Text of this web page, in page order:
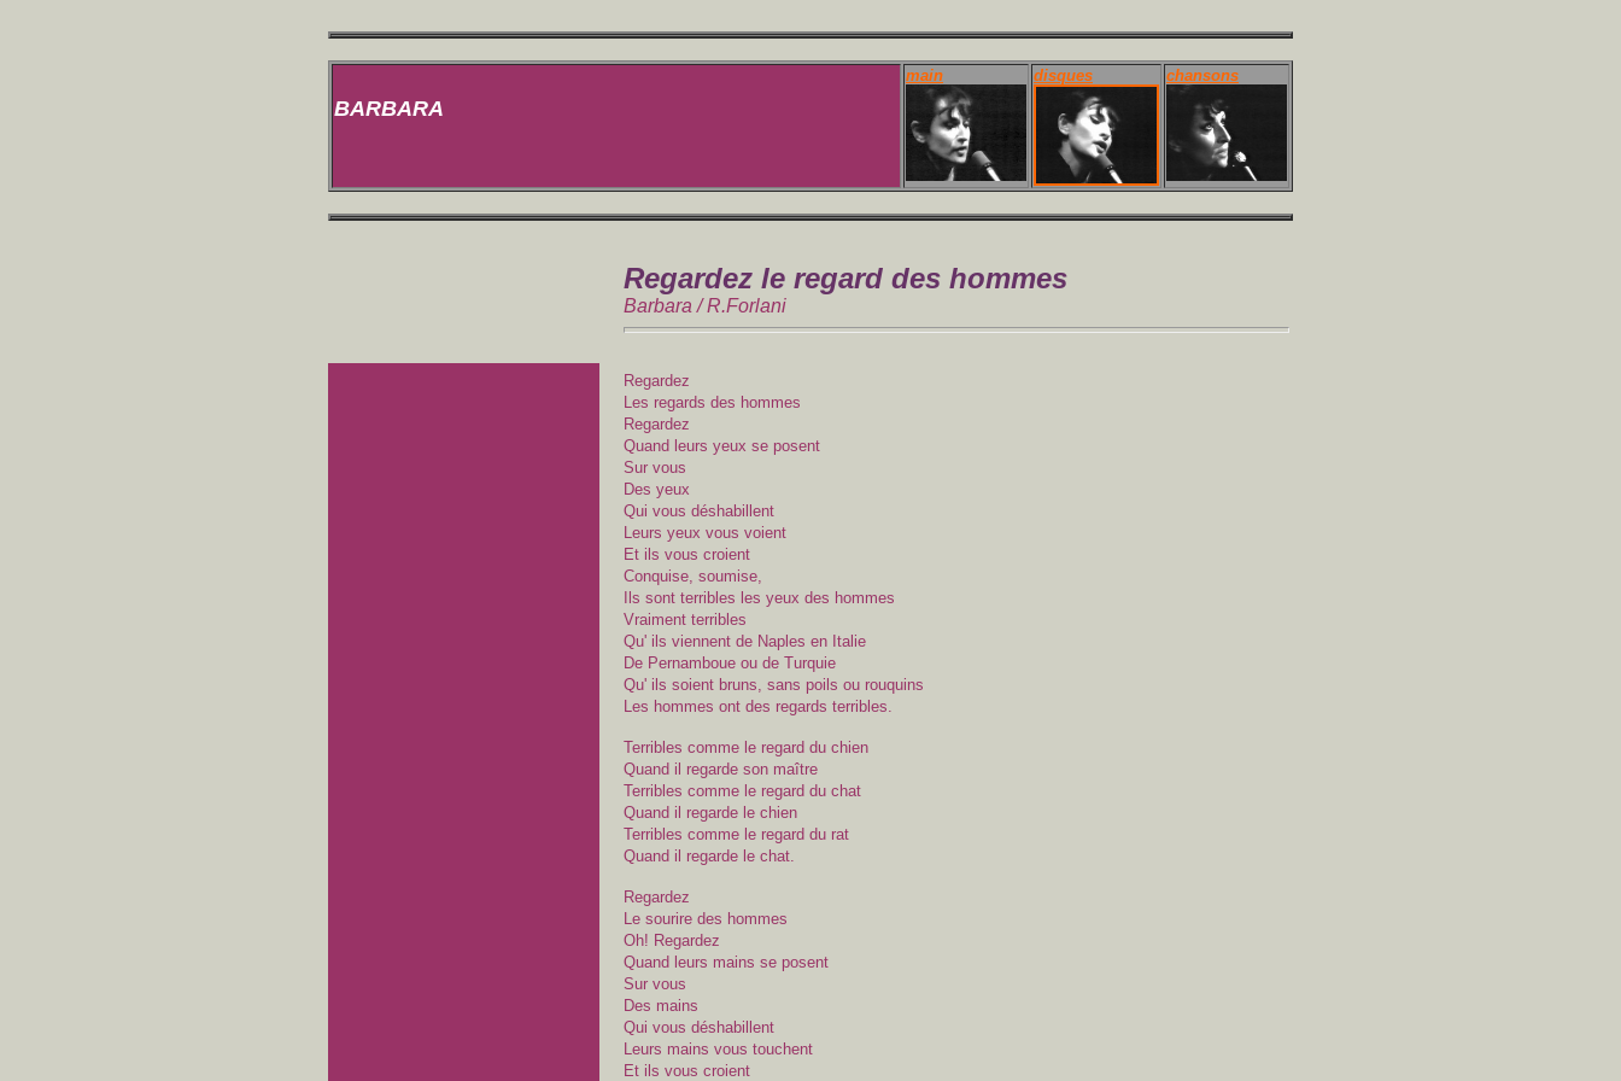
BARBARA
main disques chansons
Regardez le regard des hommes
Barbara / R.Forlani
Regardez
Les regards des hommes
Regardez
Quand leurs yeux se posent
Sur vous
Des yeux
Qui vous déshabillent
Leurs yeux vous voient
Et ils vous croient
Conquise, soumise,
Ils sont terribles les yeux des hommes
Vraiment terribles
Qu' ils viennent de Naples en Italie
De Pernamboue ou de Turquie
Qu' ils soient bruns, sans poils ou rouquins
Les hommes ont des regards terribles.
Terribles comme le regard du chien
Quand il regarde son maître
Terribles comme le regard du chat
Quand il regarde le chien
Terribles comme le regard du rat
Quand il regarde le chat.
Regardez
Le sourire des hommes
Oh! Regardez
Quand leurs mains se posent
Sur vous
Des mains
Qui vous déshabillent
Leurs mains vous touchent
Et ils vous croient